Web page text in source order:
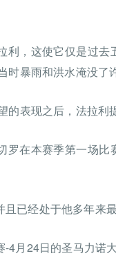
利，这使它仅是过
暴雨和洪水淹没了
表现之后，法拉利
罗在本赛季第一场
已经处于他多年来
月24日的圣马力诺大